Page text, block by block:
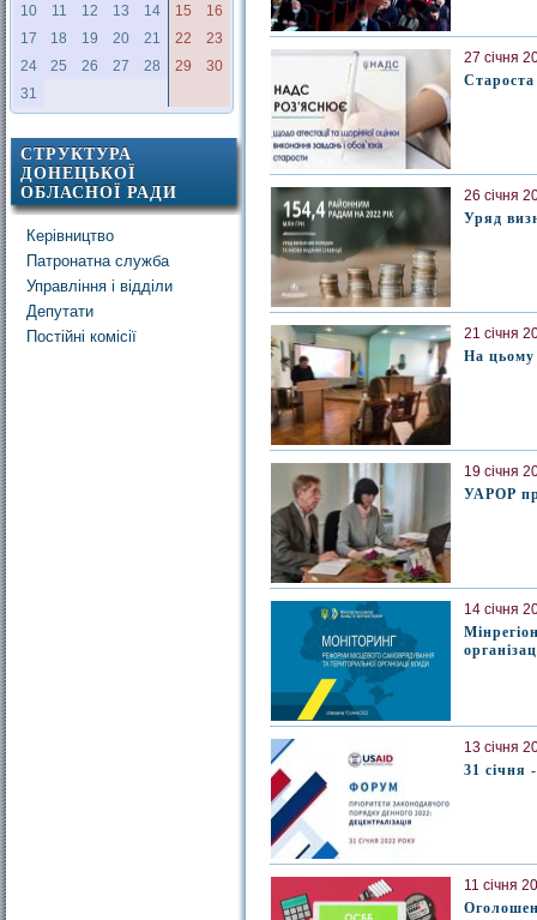
10
11 12 13 14 15
16
17
18 19 20 21 22
23
24
25 26 27 28 29
30
31
СТРУКТУРА
ДОНЕЦЬКОЇ
ОБЛАСНОЇ РАДИ
Керівництво
Патронатна служба
Управління і відділи
Депутати
Постійні комісії
27 січня
26 січня
Уряд
21 січня
На цьому
19 січня
УАРОР
14 січня
13 січня
31 січня
11 січня